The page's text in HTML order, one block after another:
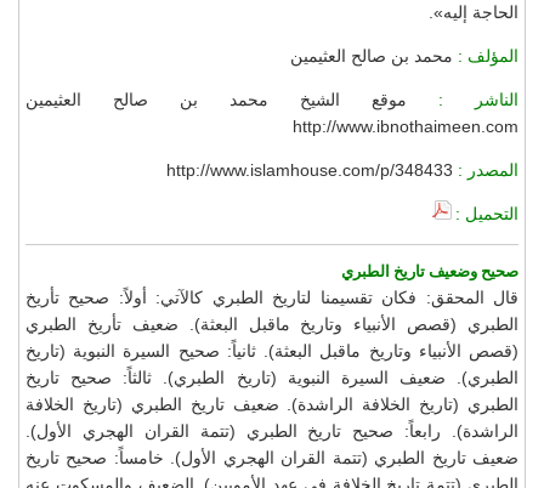
الحاجة إليه».
المؤلف : محمد بن صالح العثيمين
الناشر : موقع الشيخ محمد بن صالح العثيمين
http://www.ibnothaimeen.com
المصدر : http://www.islamhouse.com/p/348433
التحميل :
صحيح وضعيف تاريخ الطبري
قال المحقق: فكان تقسيمنا لتاريخ الطبري كالآتي: أولاً: صحيح تأريخ
الطبري (قصص الأنبياء وتاريخ ماقبل البعثة). ضعيف تأريخ الطبري
(قصص الأنبياء وتاريخ ماقبل البعثة). ثانياً: صحيح السيرة النبوية (تاريخ
الطبري). ضعيف السيرة النبوية (تاريخ الطبري). ثالثاً: صحيح تاريخ
الطبري (تاريخ الخلافة الراشدة). ضعيف تاريخ الطبري (تاريخ الخلافة
الراشدة). رابعاً: صحيح تاريخ الطبري (تتمة القران الهجري الأول).
ضعيف تاريخ الطبري (تتمة القران الهجري الأول). خامساً: صحيح تاريخ